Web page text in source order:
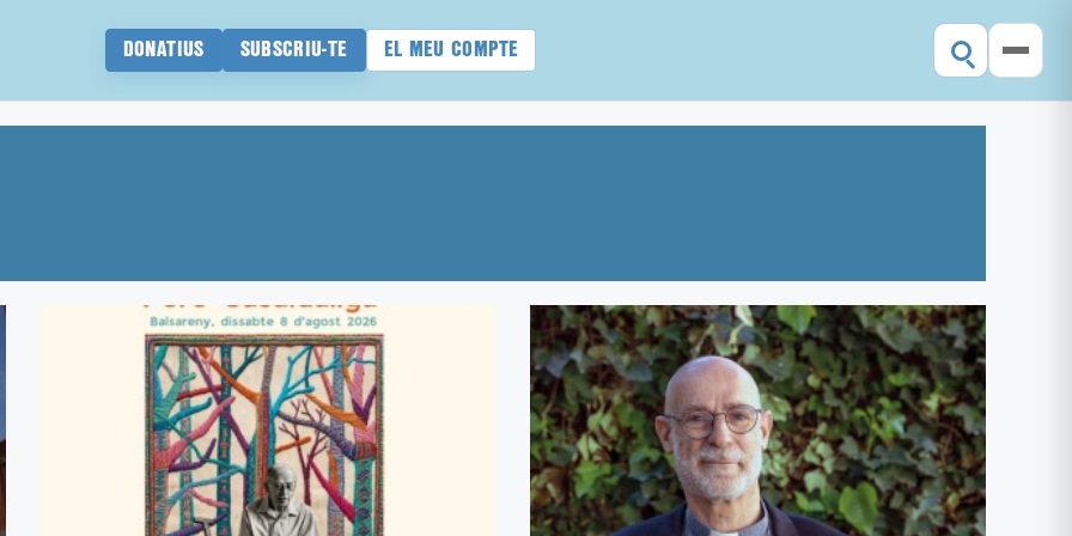
DONATIUS SUBSCRIU-TE EL MEU COMPTE